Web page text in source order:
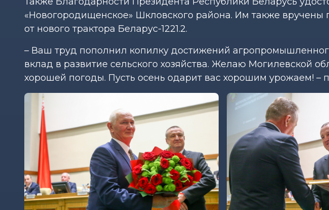
«Новогородищенское» Шкловского района. Им также
от нового трактора Беларус-1221.2.
– Ваш труд пополнил копилку достижений
вклад в развитие сельского хозяйства. Желаю Могилевской
хорошей погоды. Пусть осень одарит вас хорошим урожаем! –